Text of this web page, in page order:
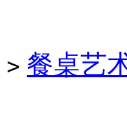
> 餐桌艺